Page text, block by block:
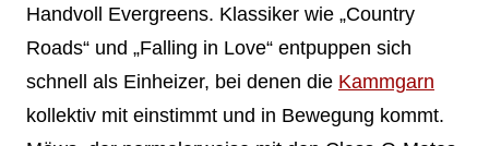
Handvoll Evergreens. Klassiker wie „Country
Roads“ und „Falling in Love“ entpuppen sich
schnell als Einheizer, bei denen die Kammgarn
kollektiv mit einstimmt und in Bewegung kommt.